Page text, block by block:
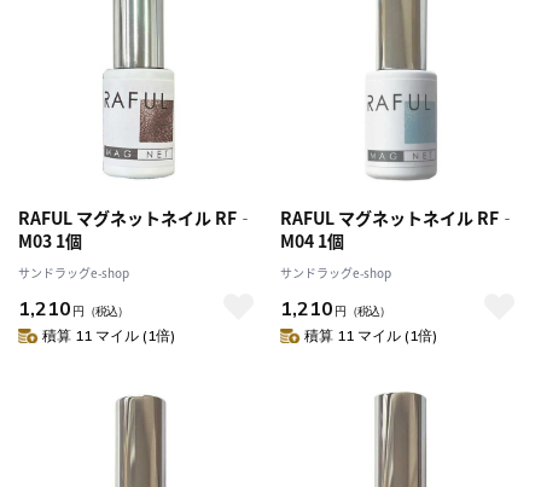
RAFUL マグネットネイル RF‐
M03 1個
サンドラッグe-shop
1,210 円 （税込）
積算 11 マイル (1倍)
RAFUL マグネットネイル RF‐
M04 1個
サンドラッグe-shop
1,210 円 （税込）
積算 11 マイル (1倍)